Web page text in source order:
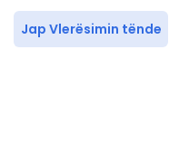
Jap Vlerësimin tënde